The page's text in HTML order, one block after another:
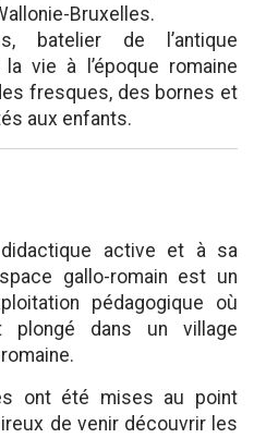
Bruxelles.
batelier de l’antique
vie à l’époque romaine
fresques, des bornes et
aux enfants.
active et à sa
gallo-romain est un
pédagogique où
plongé dans un village
ont été mises au point
de venir découvrir les